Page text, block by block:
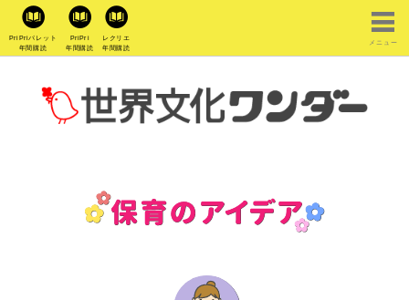
PriPriパレット
年間購読
PriPri
年間購読
レクリエ
年間購読
メニュー